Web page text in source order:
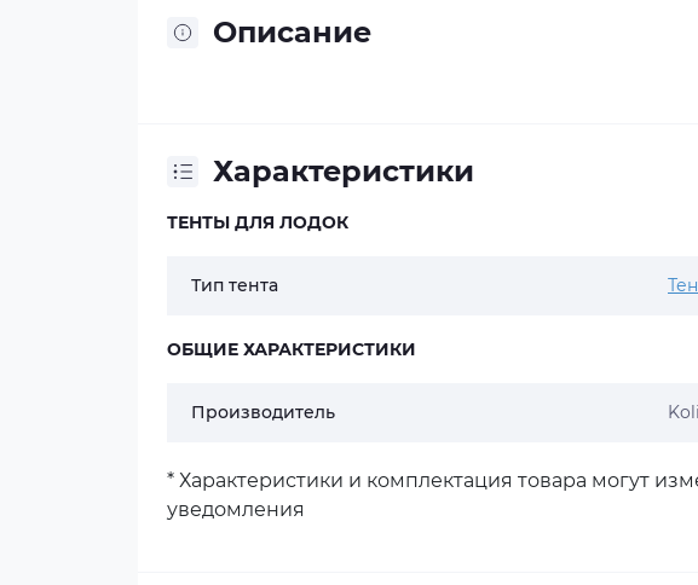
Описание
Характеристики
ТЕНТЫ ДЛЯ ЛОДОК
Тип тента
ОБЩИЕ ХАРАКТЕРИСТИКИ
Производитель
* Характеристики и комплектация товара могут
уведомления